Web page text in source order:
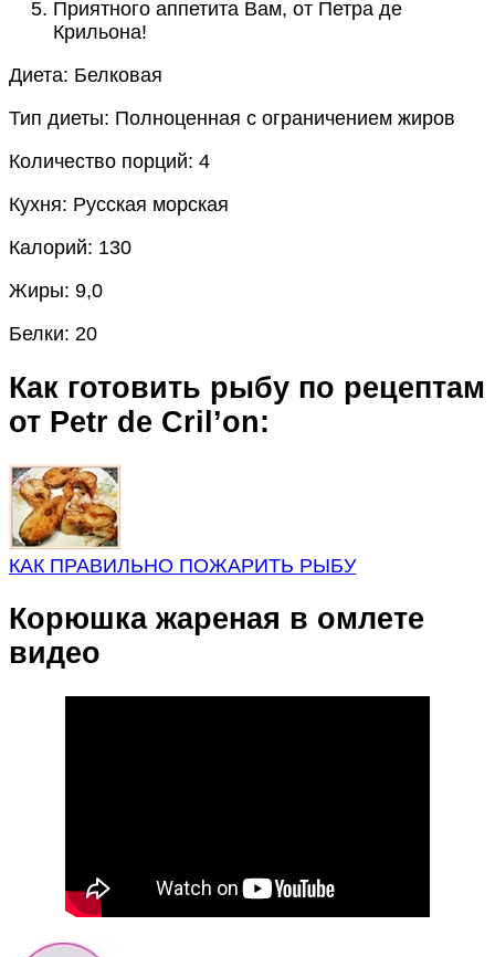
Приятного аппетита Вам, от Петра де
Крильона!
Диета: Белковая
Тип диеты: Полноценная с ограничением жиров
Количество порций: 4
Кухня: Русская морская
Калорий: 130
Жиры: 9,0
Белки: 20
Как готовить рыбу по рецептам
от Petr de Cril’on:
КАК ПРАВИЛЬНО ПОЖАРИТЬ РЫБУ
Корюшка жареная в омлете
видео